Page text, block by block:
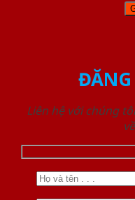
Liên hệ với chúng